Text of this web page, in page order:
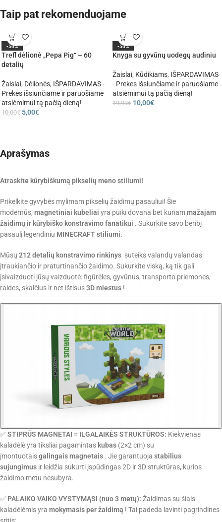
Taip pat rekomenduojame
-50%
Trefl dėlionė „Pepa Pig“ – 60
detalių
Žaislai, Dėlionės, IŠPARDAVIMAS -
Prekes išsiunčiame ir paruošiame
atsiėmimui tą pačią dieną!
10,00€ 5,00€
-50%
Knyga su gyvūnų uodegų audiniu
Žaislai, Kūdikiams, IŠPARDAVIMAS
- Prekes išsiunčiame ir paruošiame
atsiėmimui tą pačią dieną!
19,99€ 10,00€
Aprašymas
Atraskite kūrybiškumą pikselių meno stiliumi!
Prikelkite gyvybės mylimam pikselių žaidimų pasauliui! Šie
modernūs, magnetiniai kubeliai yra puiki dovana bet kuriammažajam
žaidimų ir kūrybiško konstravimo fanatikui . Sukurkite savo beribį
pasaulį legendiniu MINECRAFT stiliumi.
Mūsų 212 detalių konstravimo rinkinys suteiks valandų valandas
įtraukiančio ir praturtinančio žaidimo. Sukurkite viską, ką tik gali
įsivaizduoti jūsų vaizduotė: figūrėles, gyvūnus, transporto priemones,
raides, skaičius ir net ištisus3D miestus !
✅STIPRŪS MAGNETAI = ILGALAIKĖS STRUKTŪROS: Kiekvienas
kaladėlė yra tiksliai pagamintas kubas (2×2 cm) su
įmontuotaisgalingais magnetais . Jie garantuoja stabilius
sujungimus ir leidžia sukurti įspūdingas 2D ir 3D struktūras, kurios
žaidimo metu nesubyra.
✅ PALAIKO VAIKO VYSTYMĄSI (nuo 3 metų): Žaidimas su šiais
kaladėlėmis yra mokymasis per žaidimą ! Tai padeda lavinti pagrindines